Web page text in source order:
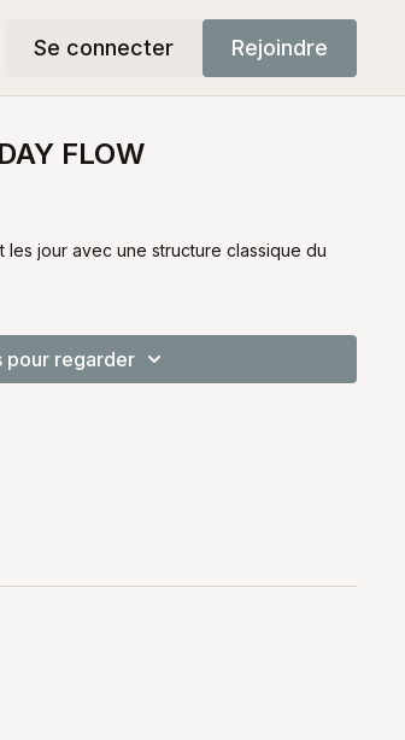
Se connecter Rejoindre
FLOW
jour avec une structure classique du
pour regarder